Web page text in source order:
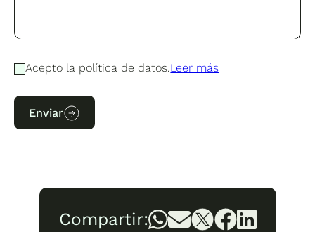
Acepto la política de datos.Leer más
Enviar
Compartir: